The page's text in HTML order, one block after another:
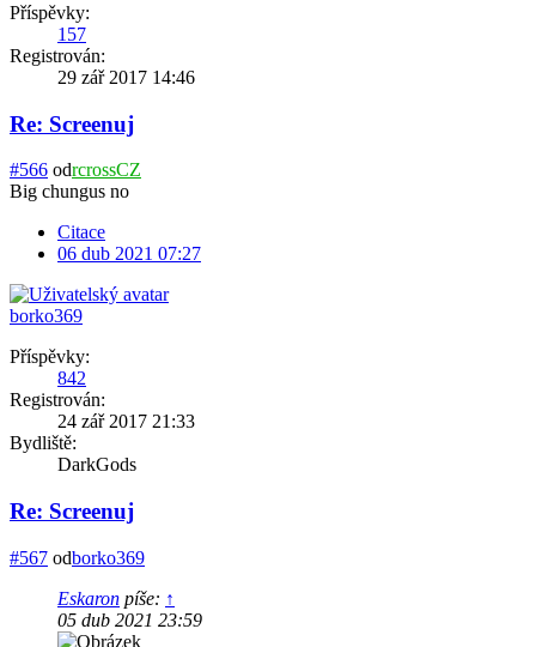
Příspěvky:
157
Registrován:
29 zář 2017 14:46
Re: Screenuj
#566 odrcrossCZ
Big chungus no
Citace
06 dub 2021 07:27
borko369
Příspěvky:
842
Registrován:
24 zář 2017 21:33
Bydliště:
DarkGods
Re: Screenuj
#567 odborko369
Eskaron píše: ↑
05 dub 2021 23:59